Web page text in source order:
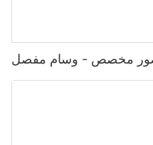
مخصص - وسام مفصل